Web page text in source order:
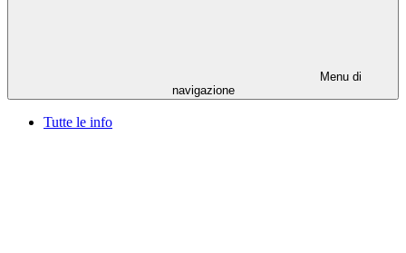
Menu di
navigazione
Tutte le info